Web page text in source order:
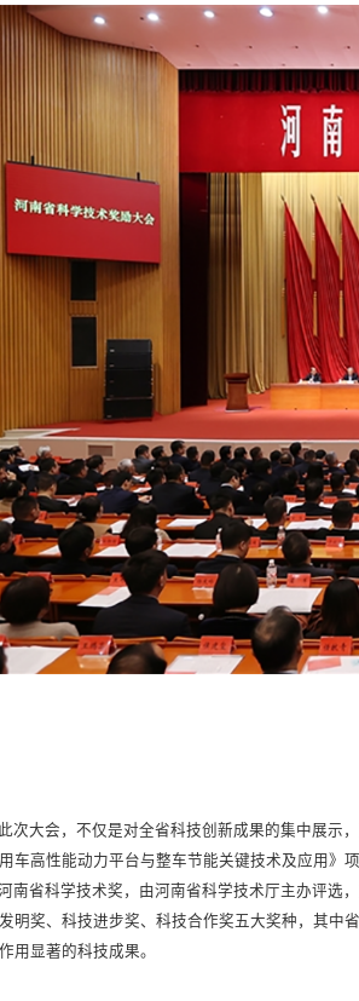
此次大会，不仅是对全省科技创新成果的集中展示
车高性能动力平台与整车节能关键技术及应用》
南省科学技术奖，由河南省科学技术厅主办评选
明奖、科技进步奖、科技合作奖五大奖种，其中
用显著的科技成果。